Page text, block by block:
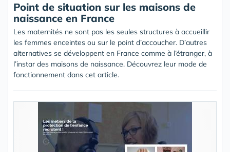
Point de situation sur les maisons de
naissance en France
Les maternités ne sont pas les seules structures à accueillir
les femmes enceintes ou sur le point d’accoucher. D’autres
alternatives se développent en France comme à l’étranger, à
l’instar des maisons de naissance. Découvrez leur mode de
fonctionnement dans cet article.